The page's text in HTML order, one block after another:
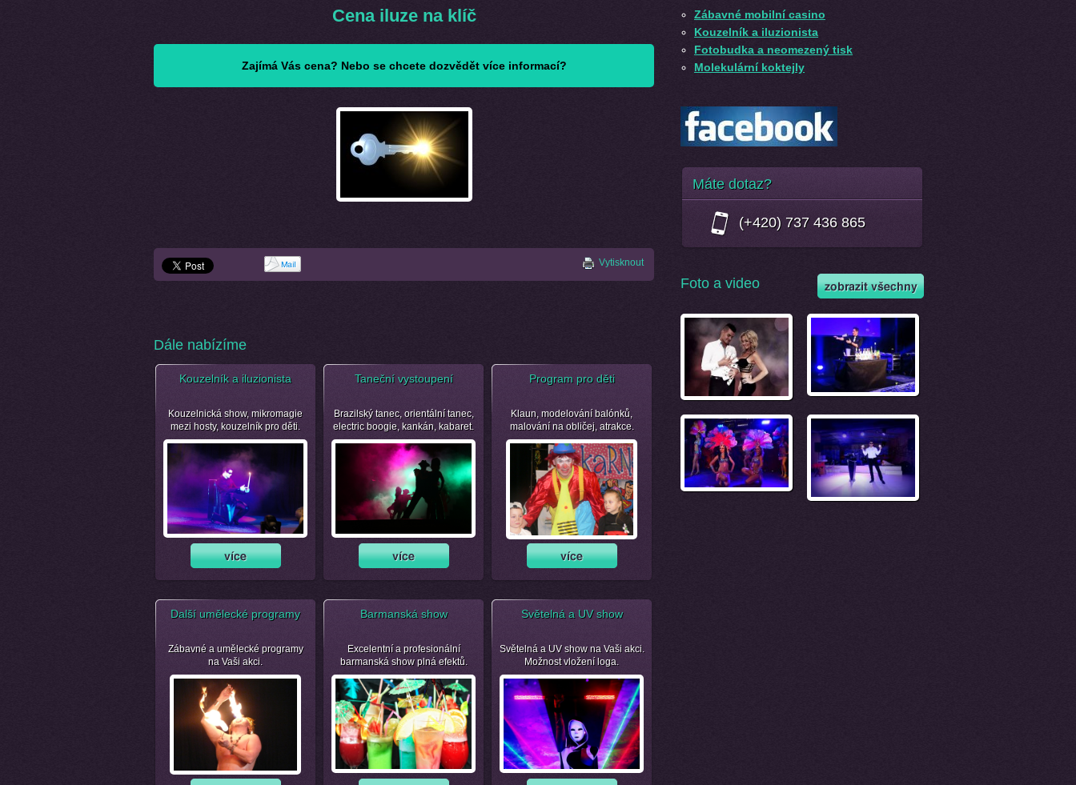
Cena iluze na klíč
Zajímá Vás cena? Nebo se chcete dozvědět více informací?
Vytisknout
Dále nabízíme
Kouzelník a iluzionista
Kouzelnická show, mikromagie
mezi hosty, kouzelník pro děti.
Taneční vystoupení
Brazilský tanec, orientální tanec,
electric boogie, kankán, kabaret.
Program pro děti
Klaun, modelování balónků,
malování na obličej, atrakce.
Další umělecké programy
Zábavné a umělecké programy
na Vaši akci.
Barmanská show
Excelentní a profesionální
barmanská show plná efektů.
Světelná a UV show
Světelná a UV show na Vaši akci.
Možnost vložení loga.
Zábavné mobilní casino
Kouzelník a iluzionista
Fotobudka a neomezený tisk
Molekulární koktejly
Máte dotaz?
(+420) 737 436 865
Foto a video